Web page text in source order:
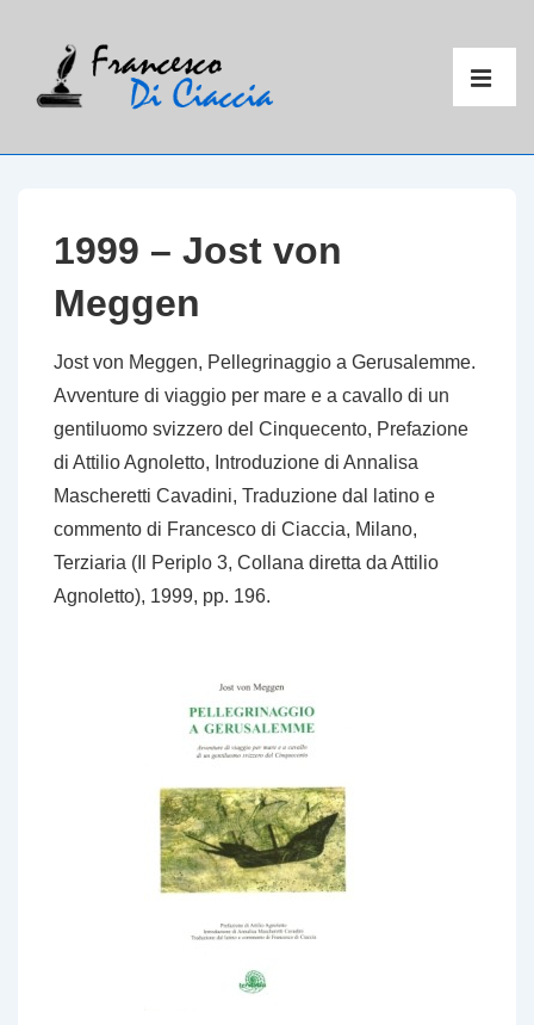
1999 – Jost von
Meggen
Jost von Meggen, Pellegrinaggio a Gerusalemme.
Avventure di viaggio per mare e a cavallo di un
gentiluomo svizzero del Cinquecento, Prefazione
di Attilio Agnoletto, Introduzione di Annalisa
Mascheretti Cavadini, Traduzione dal latino e
commento di Francesco di Ciaccia, Milano,
Terziaria (Il Periplo 3, Collana diretta da Attilio
Agnoletto), 1999, pp. 196.